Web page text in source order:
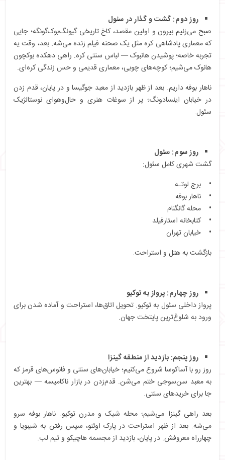
روز دوم: گشت و گذار در سئول
صبح می‌زنیم بیرون و اولین مقصد، کاخ تاریخی گیونگ‌بوک‌گونگه؛ جایی
که معماری پادشاهی کره مثل یک صحنه فیلم زنده می‌شه. بعد، وقت یه
تجربه خاصه؛ پوشیدن هانبوک — لباس سنتی کره. راهی دهکده بوکچون
هانوک می‌شیم؛ کوچه‌های چوبی، معماری قدیمی و حس زندگی کره‌ای.
ناهار بوفه داریم. بعد از ظهر بازدید از معبد جوگیسا و در پایان، قدم زدن
در خیابان اینسادونگ؛ پر از سوغات هنری و حال‌و‌هوای نوستالژیک
سئول.
روز سوم: سئول
گشت شهری کامل سئول:
• برج لوتـه
• ناهار بوفه
• محله گانگنام
• کتابخانه استارفیلد
• خیابان تهران
بازگشت به هتل و استراحت.
روز چهارم: پرواز به توکیو
پرواز داخلی سئول به توکیو. تحویل اتاق‌ها، استراحت و آماده شدن برای
ورود به شلوغ‌ترین پایتخت جهان.
روز پنجم: بازدید از منطقه گینزا
روز رو با آساکوسا شروع می‌کنیم؛ خیابان‌های سنتی و فانوس‌های قرمز که
به معبد سن‌سوجی ختم می‌شن. قدم‌زدن در بازار ناکامیسه — بهترین
جا برای خریدهای سنتی.
بعد راهی گینزا می‌شیم؛ محله شیک و مدرن توکیو. ناهار بوفه سرو
می‌شه. بعد از ظهر استراحت در پارک اوئنو، سپس رفتن به شیبویا و
چهارراه معروفش. در پایان، بازدید از مجسمه هاچیکو و تیم لب.